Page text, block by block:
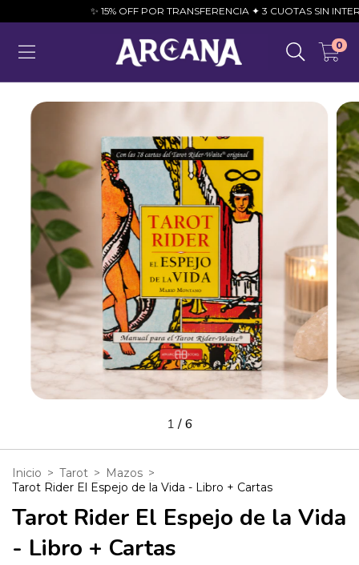
✨ 15% OFF POR TRANSFERENCIA ✦ 3 CUOTAS SIN INTERÉS 💳
0
1/6
Inicio > Tarot > Mazos >
Tarot Rider El Espejo de la Vida - Libro + Cartas
Tarot Rider El Espejo de la Vida
- Libro + Cartas